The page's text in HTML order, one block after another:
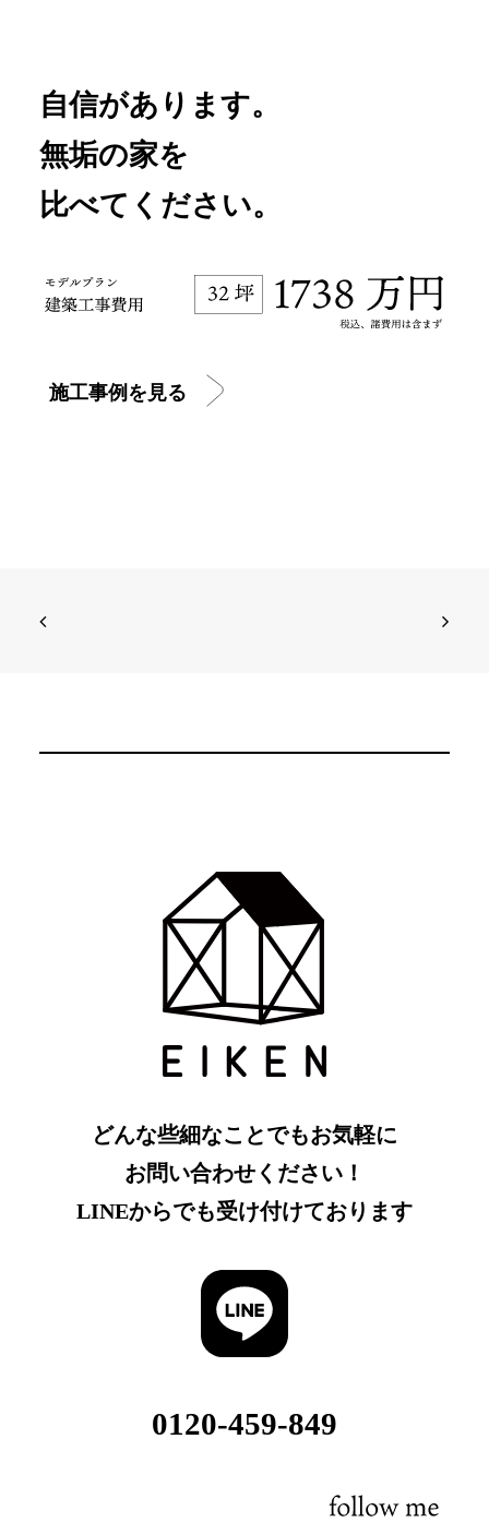
自信があります。
無垢の家を
比べてください。
施工事例を見る
どんな些細なことでもお気軽に
お問い合わせください！
LINEからでも受け付けております
0120-459-849